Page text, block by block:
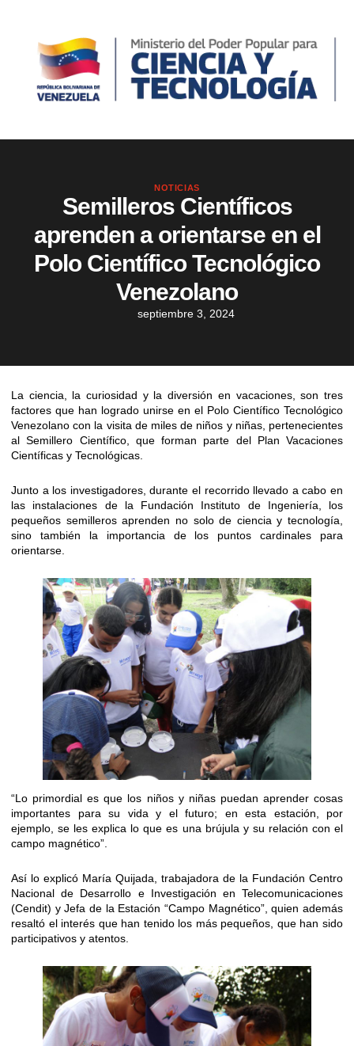
NOTICIAS
Semilleros Científicos
aprenden a orientarse en el
Polo Científico Tecnológico
Venezolano
septiembre 3, 2024
La ciencia, la curiosidad y la diversión en vacaciones, son tres
factores que han logrado unirse en el Polo Científico Tecnológico
Venezolano con la visita de miles de niños y niñas, pertenecientes
al Semillero Científico, que forman parte del Plan Vacaciones
Científicas y Tecnológicas.
Junto a los investigadores, durante el recorrido llevado a cabo en
las instalaciones de la Fundación Instituto de Ingeniería, los
pequeños semilleros aprenden no solo de ciencia y tecnología,
sino también la importancia de los puntos cardinales para
orientarse.
“Lo primordial es que los niños y niñas puedan aprender cosas
importantes para su vida y el futuro; en esta estación, por
ejemplo, se les explica lo que es una brújula y su relación con el
campo magnético”.
Así lo explicó María Quijada, trabajadora de la Fundación Centro
Nacional de Desarrollo e Investigación en Telecomunicaciones
(Cendit) y Jefa de la Estación “Campo Magnético”, quien además
resaltó el interés que han tenido los más pequeños, que han sido
participativos y atentos.